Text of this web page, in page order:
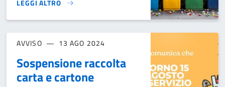
LEGGI ALTRO
RACCOLTA DIFFERENZIATA }
AVVISO 13 AGO 2024
Sospensione raccolta
carta e cartone